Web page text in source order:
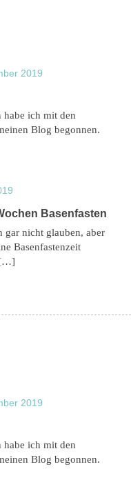
2019
habe ich mit den
Blog begonnen.
Basenfasten
gar nicht glauben, aber
Basenfastenzeit
[…]
2019
habe ich mit den
Blog begonnen.